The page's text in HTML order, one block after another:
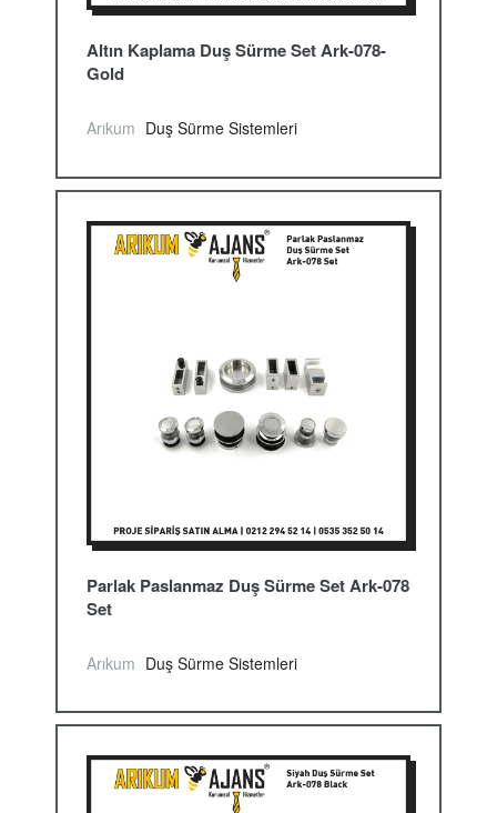
Altın Kaplama Duş Sürme Set Ark-078-
Gold
Arıkum Duş Sürme Sistemleri
Parlak Paslanmaz Duş Sürme Set Ark-078
Set
Arıkum Duş Sürme Sistemleri